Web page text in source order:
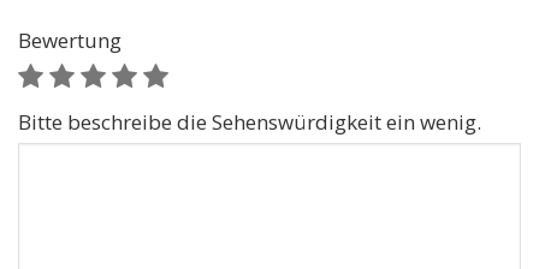
Bewertung
Bitte beschreibe die Sehenswürdigkeit ein wenig.